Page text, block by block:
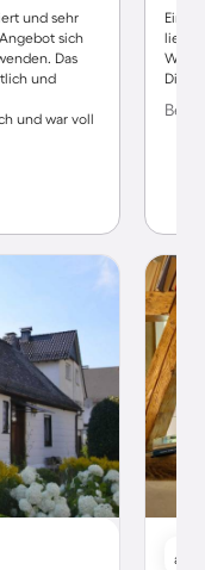
und sehr
sich
Das
und
und war voll
haben uns
Ein
Wenn
Die
ab